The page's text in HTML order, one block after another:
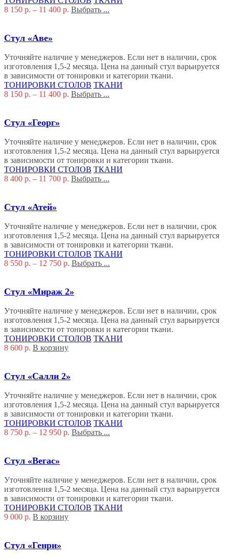
8 150 р. – 11 400 р. Выбрать ...
Стул «Аве»
Уточняйте наличие у менеджеров. Если нет в наличии, срок
изготовления 1,5-2 месяца. Цена на данный стул варьируется
в зависимости от тонировки и категории ткани.
ТОНИРОВКИ СТОЛОВ ТКАНИ
8 150 р. – 11 400 р. Выбрать ...
Стул «Георг»
Уточняйте наличие у менеджеров. Если нет в наличии, срок
изготовления 1,5-2 месяца. Цена на данный стул варьируется
в зависимости от тонировки и категории ткани.
ТОНИРОВКИ СТОЛОВ ТКАНИ
8 400 р. – 11 700 р. Выбрать ...
Стул «Атей»
Уточняйте наличие у менеджеров. Если нет в наличии, срок
изготовления 1,5-2 месяца. Цена на данный стул варьируется
в зависимости от тонировки и категории ткани.
ТОНИРОВКИ СТОЛОВ ТКАНИ
8 550 р. – 12 750 р. Выбрать ...
Стул «Мираж 2»
Уточняйте наличие у менеджеров. Если нет в наличии, срок
изготовления 1,5-2 месяца. Цена на данный стул варьируется
в зависимости от тонировки и категории ткани.
ТОНИРОВКИ СТОЛОВ ТКАНИ
8 600 р. В корзину
Стул «Салли 2»
Уточняйте наличие у менеджеров. Если нет в наличии, срок
изготовления 1,5-2 месяца. Цена на данный стул варьируется
в зависимости от тонировки и категории ткани.
ТОНИРОВКИ СТОЛОВ ТКАНИ
8 750 р. – 12 950 р. Выбрать ...
Стул «Вегас»
Уточняйте наличие у менеджеров. Если нет в наличии, срок
изготовления 1,5-2 месяца. Цена на данный стул варьируется
в зависимости от тонировки и категории ткани.
ТОНИРОВКИ СТОЛОВ ТКАНИ
9 000 р. В корзину
Стул «Генри»